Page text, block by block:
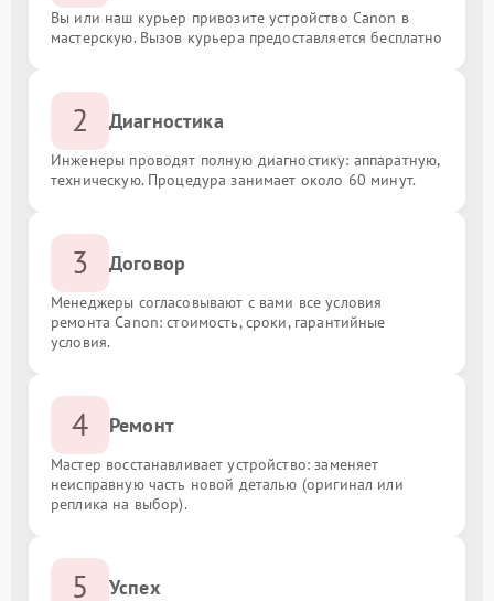
Вы или наш курьер привозите устройство Canon в
мастерскую. Вызов курьера предоставляется бесплатно
2 Диагностика
Инженеры проводят полную диагностику: аппаратную,
техническую. Процедура занимает около 60 минут.
3 Договор
Менеджеры согласовывают с вами все условия
ремонта Canon: стоимость, сроки, гарантийные
условия.
4 Ремонт
Мастер восстанавливает устройство: заменяет
неисправную часть новой деталью (оригинал или
реплика на выбор).
5 Успех